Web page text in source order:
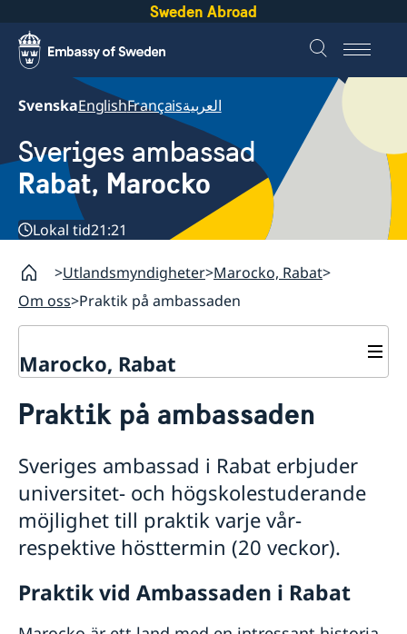
Sweden Abroad
SvenskaEnglishFrançaisالعربية
Sveriges ambassad
Rabat, Marocko
Lokal tid21:21
Utlandsmyndigheter Marocko, Rabat
Om oss Praktik på ambassaden
Marocko, Rabat
Om oss
Praktik på ambassaden
Lediga tjänster
Dataskyddspolicy (GDPR)
Så stöttar vi svenska företag
Vi är en resurs för svenska företag
Team Sweden
Så kan du få stöd
Aktuellt
Praktik på ambassaden
Sveriges ambassad i Rabat erbjuder
universitet- och högskolestuderande
möjlighet till praktik varje vår-
respektive hösttermin (20 veckor).
Praktik vid Ambassaden i Rabat